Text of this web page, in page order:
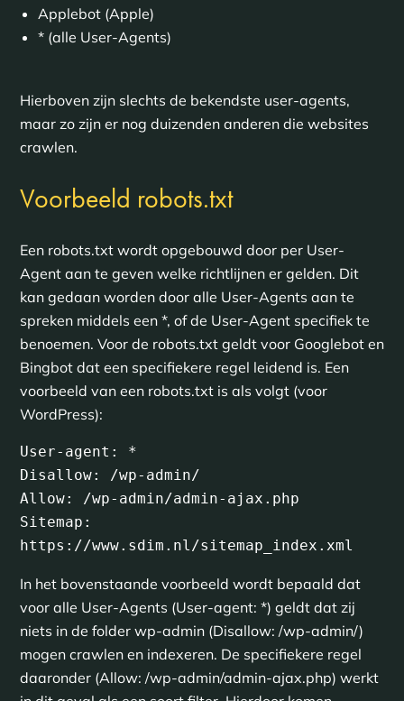
Applebot (Apple)
* (alle User-Agents)
Hierboven zijn slechts de bekendste user-agents,
maar zo zijn er nog duizenden anderen die websites
crawlen.
Voorbeeld robots.txt
Een robots.txt wordt opgebouwd door per User-
Agent aan te geven welke richtlijnen er gelden. Dit
kan gedaan worden door alle User-Agents aan te
spreken middels een *, of de User-Agent specifiek te
benoemen. Voor de robots.txt geldt voor Googlebot en
Bingbot dat een specifiekere regel leidend is. Een
voorbeeld van een robots.txt is als volgt (voor
WordPress):
User-agent: *
Disallow: /wp-admin/
Allow: /wp-admin/admin-ajax.php
Sitemap:
https://www.sdim.nl/sitemap_index.xml
In het bovenstaande voorbeeld wordt bepaald dat
voor alle User-Agents (User-agent: *) geldt dat zij
niets in de folder wp-admin (Disallow: /wp-admin/)
mogen crawlen en indexeren. De specifiekere regel
daaronder (Allow: /wp-admin/admin-ajax.php) werkt